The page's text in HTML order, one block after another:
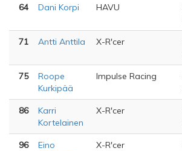
64 Dani Korpi HAVU
71 Antti Anttila X-R'cer
75
Roope
Kurkipää
Impulse Racing
86
Karri
Kortelainen
X-R'cer
96
Eino
X-R'cer